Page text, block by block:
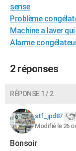
CARTE DE VOEUX
Carte de Noël
Carte Bonne année
Carte Saint-Valentin
Carte Pâques
Carte d'anniversaire
DICTIONNAIRE
COPAINS D'AVANT
S'inscrire
Se connecter
Lycées
Collèges
Primaires
Universités
Entreprises
Service militaire
Avis de recherche
AVIS DE DÉCÈS
FORUM
Bricolage
Lifestyle
Culture
Sport
Auto
Television
Voyage
Cinema
sense
Problème
Machine a laver
Alarme
2 réponses
RÉPONSE 1 / 2
stf_jpd87
Modifié le 26
Bonsoir